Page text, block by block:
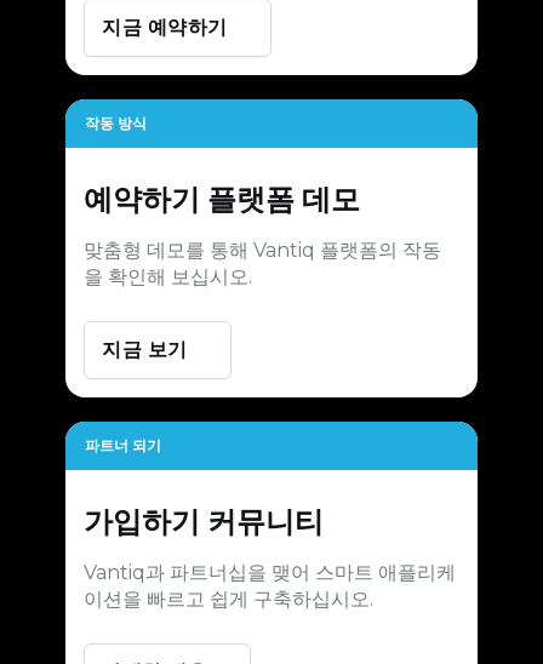
지금 예약하기
작동 방식
예약하기 플랫폼 데모
맞춤형 데모를 통해 Vantiq 플랫폼의 작동
을 확인해 보십시오.
지금 보기
파트너 되기
가입하기 커뮤니티
Vantiq과 파트너십을 맺어 스마트 애플리케
이션을 빠르고 쉽게 구축하십시오.